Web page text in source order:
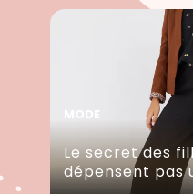
Le secret des
dépensent pas